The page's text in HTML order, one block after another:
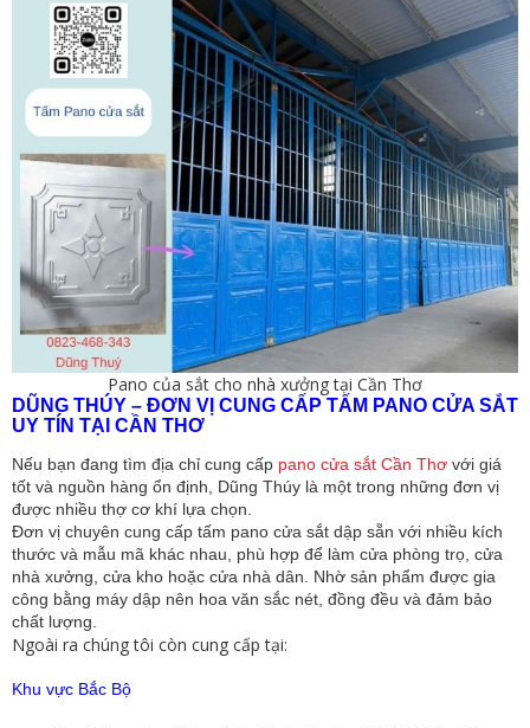
Pano của sắt cho nhà xưởng tại Cần Thơ
DŨNG THÚY – ĐƠN VỊ CUNG CẤP TẤM PANO CỬA SẮT
UY TÍN TẠI CẦN THƠ
Nếu bạn đang tìm địa chỉ cung cấp pano cửa sắt Cần Thơ với giá
tốt và nguồn hàng ổn định, Dũng Thúy là một trong những đơn vị
được nhiều thợ cơ khí lựa chọn.
Đơn vị chuyên cung cấp tấm pano cửa sắt dập sẵn với nhiều kích
thước và mẫu mã khác nhau, phù hợp để làm cửa phòng trọ, cửa
nhà xưởng, cửa kho hoặc cửa nhà dân. Nhờ sản phẩm được gia
công bằng máy dập nên hoa văn sắc nét, đồng đều và đảm bảo
chất lượng.
Ngoài ra chúng tôi còn cung cấp tại:
Khu vực Bắc Bộ